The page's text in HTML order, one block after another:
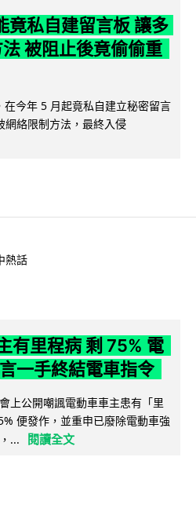
竟私自建留言板 讓多
被阻止後竟偷偷重
今年 5 月起竟私自建立秘密留言
絡限制方法，最終入侵
熱話
有里程病 剩 75% 電
一手終結電車指令
上公開嘲諷電動車車主患有「里
便發作，並重申已廢除電動車強
...
閱讀全文